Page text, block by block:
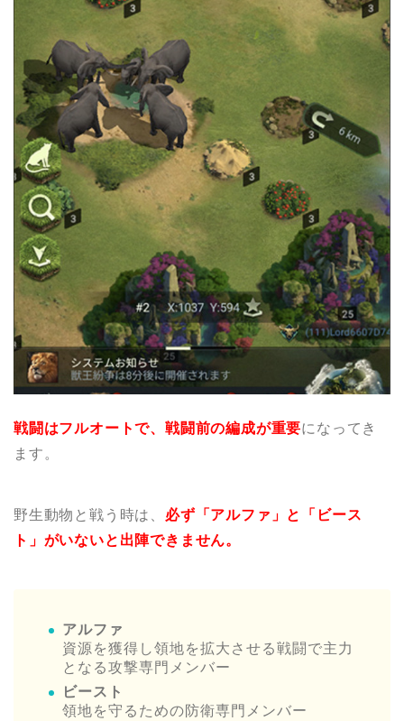
戦闘はフルオートで、戦闘前の編成が重要になってき
ます。
野生動物と戦う時は、 必ず「アルファ」と「ビース
ト」がいないと出陣できません。
アルファ
資源を獲得し領地を拡大させる戦闘で主力
となる攻撃専門メンバー
ビースト
領地を守るための防衛専門メンバー